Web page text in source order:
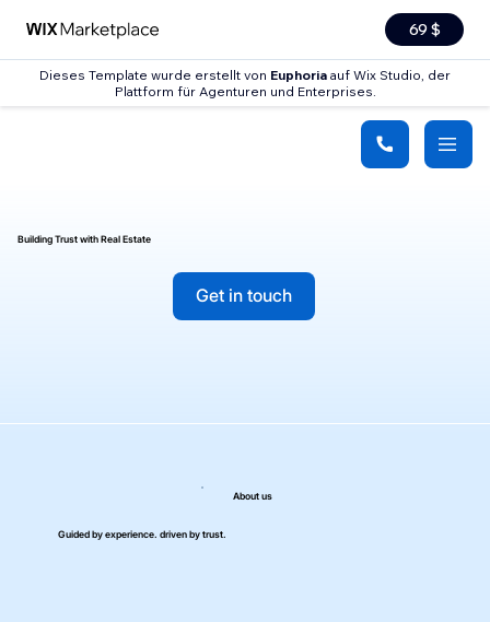
69 $
Dieses Template wurde erstellt von Euphoria auf Wix Studio, der
Plattform für Agenturen und Enterprises.